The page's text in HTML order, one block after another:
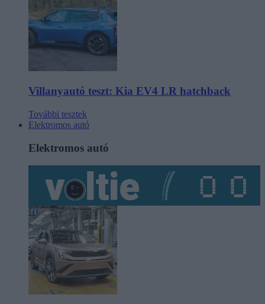
Villanyautó teszt: Kia EV4 LR hatchback
További tesztek
Elektromos autó
Elektromos autó